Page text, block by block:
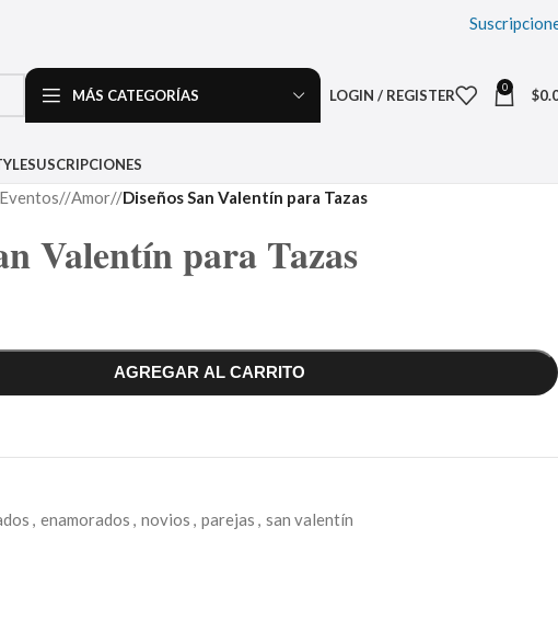
MÁS CATEGORÍAS LOGIN / REGISTER 0 $
SUSCRIPCIONES
/ Amor/ Diseños San Valentín para Tazas
Valentín para Tazas
AGREGAR AL CARRITO
, enamorados , novios , parejas , san valentín